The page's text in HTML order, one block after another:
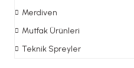
Merdiven
Mutfak Ürünleri
Teknik Spreyler